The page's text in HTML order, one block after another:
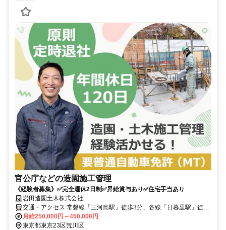
官公庁などの造園施工管理
《経験者募集》✅完全週休2日制✅昇給賞与あり✅住宅手当あり
岩田造園土木株式会社
交通・アクセス 常磐線「三河島駅」徒歩3分、各線「日暮里駅」徒歩
10分
月給250,000円～450,000円
東京都東京23区荒川区